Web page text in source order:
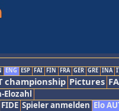
ENG ESP FAI FIN FRA GER GRE INA
championship Pictures
Elozahl
FIDE Spieler anmelden Elo